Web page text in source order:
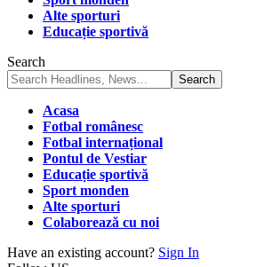
Alte sporturi
Educație sportivă
Search
Acasa
Fotbal românesc
Fotbal internațional
Pontul de Vestiar
Educație sportivă
Sport monden
Alte sporturi
Colaborează cu noi
Have an existing account? Sign In